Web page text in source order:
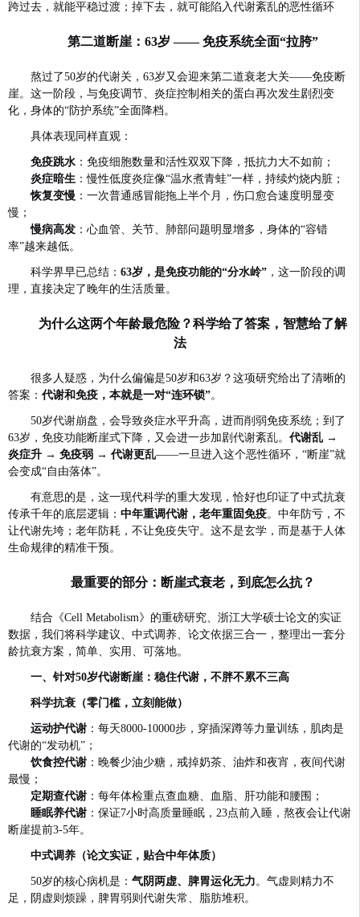
跨过去，就能平稳过渡；掉下去，就可能陷入代谢紊乱的恶性循环
第二道断崖：63岁 —— 免疫系统全面“拉胯”
熬过了50岁的代谢关，63岁又会迎来第二道衰老大关——免疫断
崖。这一阶段，与免疫调节、炎症控制相关的蛋白再次发生剧烈变
化，身体的“防护系统”全面降档。
具体表现同样直观：
免疫跳水 ：免疫细胞数量和活性双双下降，抵抗力大不如前；
炎症暗生 ：慢性低度炎症像“温水煮青蛙”一样，持续灼烧内脏；
恢复变慢 ：一次普通感冒能拖上半个月，伤口愈合速度明显变
慢；
慢病高发 ：心血管、关节、肺部问题明显增多，身体的“容错
率”越来越低。
科学界早已总结： 63岁，是免疫功能的“分水岭” ，这一阶段的调
理，直接决定了晚年的生活质量。
为什么这两个年龄最危险？科学给了答案，智慧给了解
法
很多人疑惑，为什么偏偏是50岁和63岁？这项研究给出了清晰的
答案： 代谢和免疫，本就是一对“连环锁”。
50岁代谢崩盘，会导致炎症水平升高，进而削弱免疫系统；到了
63岁，免疫功能断崖式下降，又会进一步加剧代谢紊乱。 代谢乱 →
炎症升 → 免疫弱 → 代谢更乱——一旦进入这个恶性循环，“断崖”就
会变成“自由落体”。
有意思的是，这一现代科学的重大发现，恰好也印证了中式抗衰
传承千年的底层逻辑： 中年重调代谢，老年重固免疫。中年防亏，不
让代谢先垮；老年防耗，不让免疫失守。这不是玄学，而是基于人体
生命规律的精准干预。
最重要的部分：断崖式衰老，到底怎么抗？
结合《Cell Metabolism》的重磅研究、浙江大学硕士论文的实证
数据，我们将科学建议、中式调养、论文依据三合一，整理出一套分
龄抗衰方案，简单、实用、可落地。
一、针对50岁代谢断崖：稳住代谢，不胖不累不三高
科学抗衰（零门槛，立刻能做）
运动护代谢 ：每天8000-10000步，穿插深蹲等力量训练，肌肉是
代谢的“发动机”；
饮食控代谢 ：晚餐少油少糖，戒掉奶茶、油炸和夜宵，夜间代谢
最慢；
定期查代谢 ：每年体检重点查血糖、血脂、肝功能和腰围；
睡眠养代谢 ：保证7小时高质量睡眠，23点前入睡，熬夜会让代谢
断崖提前3-5年。
中式调养（论文实证，贴合中年体质）
50岁的核心病机是： 气阴两虚、脾胃运化无力。气虚则精力不
足，阴虚则烦躁，脾胃弱则代谢失常、脂肪堆积。